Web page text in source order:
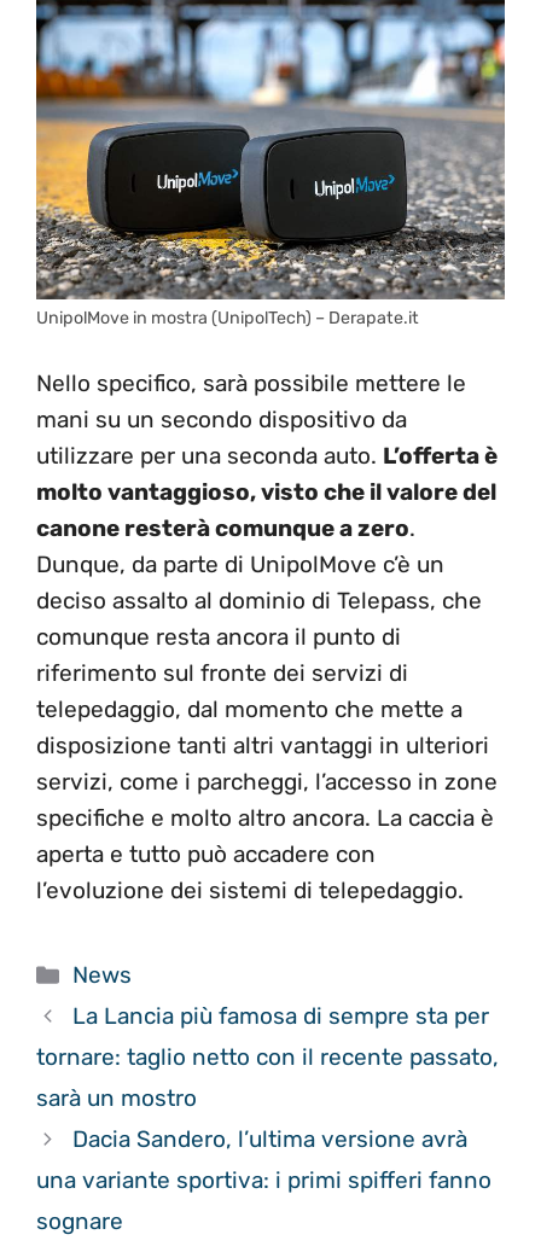
UnipolMove in mostra (UnipolTech) – Derapate.it
Nello specifico, sarà possibile mettere le
mani su un secondo dispositivo da
utilizzare per una seconda auto. L’offerta è
molto vantaggioso, visto che il valore del
canone resterà comunque a zero.
Dunque, da parte di UnipolMove c’è un
deciso assalto al dominio di Telepass, che
comunque resta ancora il punto di
riferimento sul fronte dei servizi di
telepedaggio, dal momento che mette a
disposizione tanti altri vantaggi in ulteriori
servizi, come i parcheggi, l’accesso in zone
specifiche e molto altro ancora. La caccia è
aperta e tutto può accadere con
l’evoluzione dei sistemi di telepedaggio.
Categorie
News
La Lancia più famosa di sempre sta per
tornare: taglio netto con il recente passato,
sarà un mostro
Dacia Sandero, l’ultima versione avrà
una variante sportiva: i primi spifferi fanno
sognare